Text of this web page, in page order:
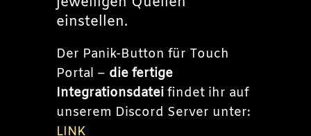
einstellen.
Der Panik-Button für Touch
Portal – die fertige
Integrationsdateifindet ihr auf
unserem Discord Server unter:
LINK